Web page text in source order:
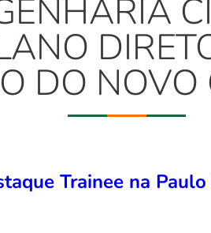
DO
Trainee na